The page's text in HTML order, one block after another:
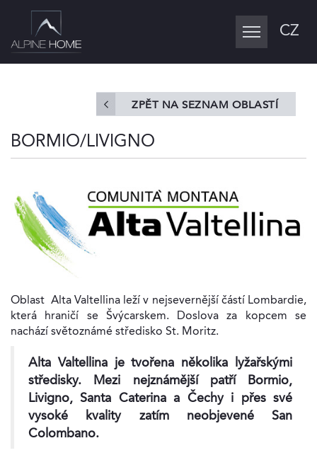
Toggle
navigation
CZ
ZPĚT NA SEZNAM OBLASTÍ
BORMIO/LIVIGNO
Oblast Alta Valtellina leží v nejsevernější částí Lombardie,
která hraničí se Švýcarskem. Doslova za kopcem se
nachází světoznámé středisko St. Moritz.
Alta Valtellina je tvořena několika lyžařskými
středisky. Mezi nejznámější patří Bormio,
Livigno, Santa Caterina a Čechy i přes své
vysoké kvality zatím neobjevené San
Colombano.